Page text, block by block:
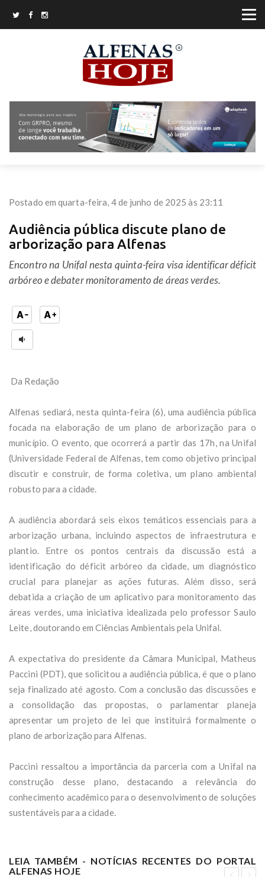
Postado em quarta-feira, 4 de junho de 2025 às 23:11
Audiência pública discute plano de
arborização para Alfenas
Encontro na Unifal nesta quinta-feira visa identificar déficit
arbóreo e debater monitoramento de áreas verdes.
Da Redação
Alfenas sediará, nesta quinta-feira (6), uma audiência pública
focada na elaboração de um plano de arborização para o
município. O evento, que ocorrerá a partir das 17h, na Unifal
(Universidade Federal de Alfenas, tem como objetivo principal
discutir e construir, de forma coletiva, um plano ambiental
robusto para a cidade.
A audiência abordará seis eixos temáticos essenciais para a
arborização urbana, incluindo aspectos de infraestrutura e
plantio. Entre os pontos centrais da discussão está a
identificação do déficit arbóreo da cidade, um diagnóstico
crucial para planejar as ações futuras. Além disso, será
debatida a criação de um aplicativo para monitoramento das
áreas verdes, uma iniciativa idealizada pelo professor Saulo
Leite, doutorando em Ciências Ambientais pela Unifal.
A expectativa do presidente da Câmara Municipal, Matheus
Paccini (PDT), que solicitou a audiência pública, é que o plano
seja finalizado até agosto. Com a conclusão das discussões e
a consolidação das propostas, o parlamentar planeja
apresentar um projeto de lei que instituirá formalmente o
plano de arborização para Alfenas.
Paccini ressaltou a importância da parceria com a Unifal na
construção desse plano, destacando a relevância do
conhecimento acadêmico para o desenvolvimento de soluções
sustentáveis para a cidade.
LEIA TAMBÉM - NOTÍCIAS RECENTES DO PORTAL
ALFENAS HOJE